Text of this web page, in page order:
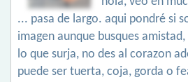
... pasa de largo. aqui pondré si
imagen aunque busques
lo que surja, no des al corazon
puede ser tuerta, coja, gorda o